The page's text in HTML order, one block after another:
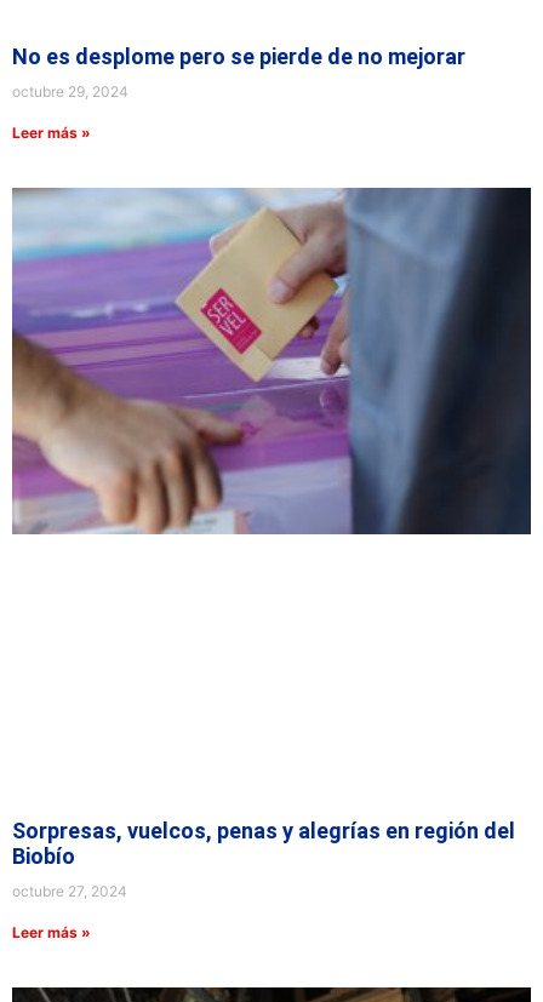
No es desplome pero se pierde de no mejorar
octubre 29, 2024
Leer más »
Sorpresas, vuelcos, penas y alegrías en región del
Biobío
octubre 27, 2024
Leer más »